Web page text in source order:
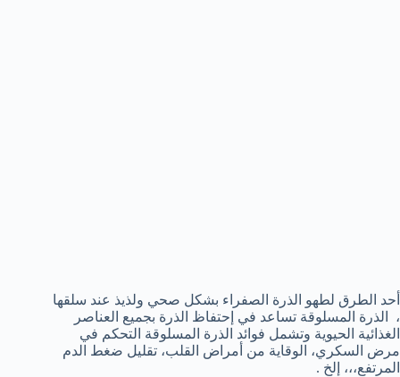
أحد الطرق لطهو الذرة الصفراء بشكل صحي ولذيذ عند سلقها
، الذرة المسلوقة تساعد في إحتفاظ الذرة بجميع العناصر
الغذائية الحيوية وتشمل فوائد الذرة المسلوقة التحكم في
مرض السكري، الوقاية من أمراض القلب، تقليل ضغط الدم
المرتفع،،، إلخ .